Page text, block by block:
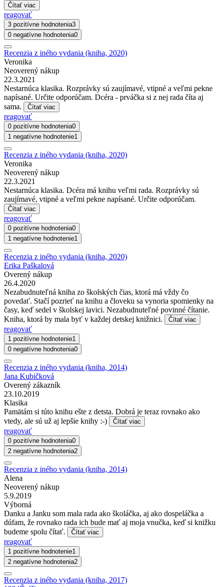
Čítať viac
reagovať
3 pozitívne hodnotenia3
0 negatívne hodnotenia0
Recenzia z iného vydania (kniha, 2020)
Veronika
Neoverený nákup
22.3.2021
Nestarnúca klasika. Rozprávky sú zaujímavé, vtipné a veľmi pekne
napísané. Určite odporúčam. Dcéra - prváčka si z nej rada číta aj
sama.
Čítať viac
reagovať
0 pozitívne hodnotenia0
1 negatívne hodnotenie1
Recenzia z iného vydania (kniha, 2020)
Veronika
Neoverený nákup
22.3.2021
Nestarnúca klasika. Dcéra má knihu veľmi rada. Rozprávky sú
zaujímavé, vtipné a veľmi pekne napísané. Určite odporúčam.
Čítať viac
reagovať
0 pozitívne hodnotenia0
1 negatívne hodnotenie1
Recenzia z iného vydania (kniha, 2020)
Erika Paškalová
Overený nákup
26.4.2020
Nezabudnuteľná kniha zo školských čias, ktorá má vždy čo
povedať. Stačí pozrieť na knihu a človeku sa vynoria spomienky na
časy, keď sedel v školskej lavici. Nezabudnuteľné povinné čítanie.
Kniha, ktorá by mala byť v každej detskej knižnici.
Čítať viac
reagovať
1 pozitívne hodnotenie1
0 negatívne hodnotenia0
Recenzia z iného vydania (kniha, 2014)
Jana Kubičková
Overený zákazník
23.10.2019
Klasika
Pamätám si túto knihu ešte z detsta. Dobrá je teraz rovnako ako
vtedy, ale sú už aj lepšie knihy :-)
Čítať viac
reagovať
0 pozitívne hodnotenia0
2 negatívne hodnotenia2
Recenzia z iného vydania (kniha, 2014)
Alena
Neoverený nákup
5.9.2019
Výborná
Danku a Janku som mala rada ako školáčka, aj ako dospeláčka a
dúfam, že rovnako rada ich bude mať aj moja vnučka, keď si knižku
budeme spolu čítať.
Čítať viac
reagovať
1 pozitívne hodnotenie1
2 negatívne hodnotenia2
Recenzia z iného vydania (kniha, 2017)